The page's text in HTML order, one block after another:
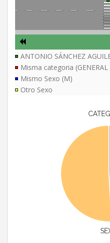
ANTONIO SÁNCHEZ
Misma categoria
Mismo Sexo (M)
Otro Sexo